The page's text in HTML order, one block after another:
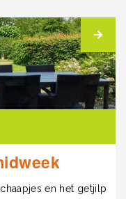
en het getjilp